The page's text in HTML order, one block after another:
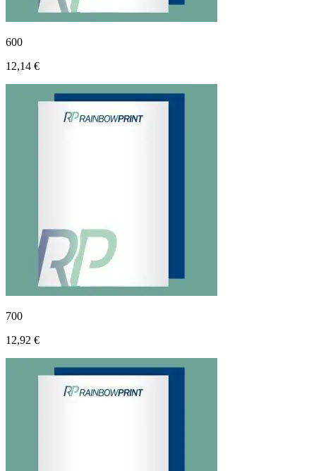
600
12,14 €
700
12,92 €